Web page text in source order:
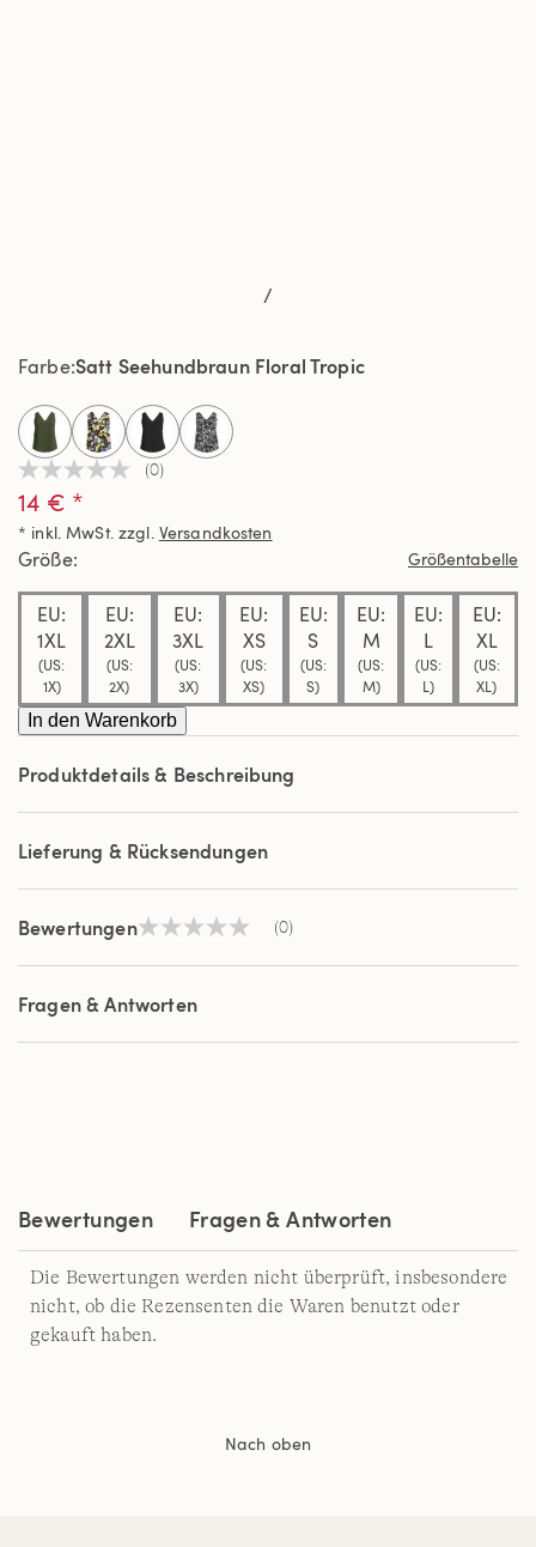
/
Kein
Beurteilungswert
Link
auf
derselben
(0)
14 € *
* inkl. MwSt. zzgl. Versandkosten
Farbe Satt Seehundbraun Floral Tropic
selected
Größe Größentabelle
EU:
1XL
(US:
1X)
EU:
2XL
(US:
2X)
EU:
3XL
(US:
3X)
EU:
XS
(US:
XS)
EU:
S
(US:
S)
EU:
M
(US:
M)
EU:
L
(US:
L)
EU:
XL
(US:
XL)
In den Warenkorb
Produktdetails & Beschreibung
Lieferung & Rücksendungen
BewertungenKein
Link
derselben
(0)
Fragen & Antworten
Bewertungen Fragen & Antworten
Die Bewertungen werden nicht überprüft, insbesondere
nicht, ob die Rezensenten die Waren benutzt oder
gekauft haben.
Nach oben